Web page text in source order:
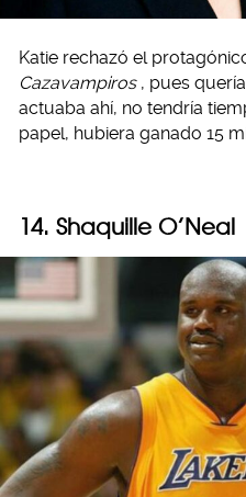
Katie rechazó el
Cazavampiros , pues
actuaba ahí, no tendría
papel, hubiera ganado 15
14. Shaquille O’Neal